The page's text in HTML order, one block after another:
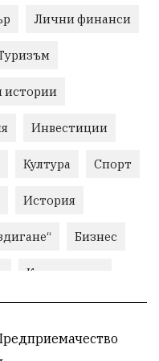
Лични финанси
истории
Инвестиции
Култура Спорт
История
Бизнес
Криминално
Розариумът